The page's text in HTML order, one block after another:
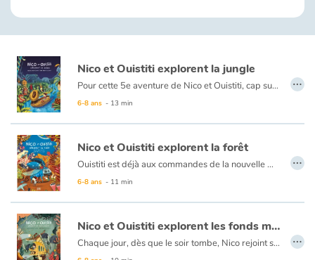
Ogres, monstres et sorcières
Héroïnes et héros
Écologie, nature, saisons
Les animaux
Voyage, épopée, enquête, aventure
Autour du monde
Apprentissage
Nico et Ouistiti explorent la jungle
Pour cette 5e aventure de Nico et Ouistiti, cap sur la jungle ! À bord de leur magnifique barque à tête de lion tout juste terminée, nos deux intrépides explorateurs partent au Pays des Masques où, selon le cousin de Ouistiti, se prépare une grande fête. Mais dès leur arrivée dans la jungle, ils sont emmenés par un groupe d’hommes masqués et présentés au Grand Sorcier qui leur confie une mission, croyant avoir affaire à deux sorciers plus grands que lui : retrouver le Masque qui apporte la Pluie, tout juste volé par une terrible sorcière. Ni une ni deux, Nico et Ouistiti répondent présent même s’ils ont un peu la trouille…mais la grande fête aura bien lieu si toutefois ils rapportent le précieux sésame !
6-8 ans - 13 min
…
Nico et Ouistiti explorent la forêt
Ouistiti est déjà aux commandes de la nouvelle machine, prête à décoller, quand Nico arrive dans le hangar secret. Attention aux turbulences ! Direction la forêt, qui cache bien des surprises : des « Comme Moi » pour Ouistiti et une ribambelle de nouveaux amis qui ont l’air tous très pressés… de disparaître sous terre. Où vont-ils ? Entre rencontres insolites et galeries souterraines, voilà un nouveau mystère à explorer pour Nico et Ouistiti.
6-8 ans - 11 min
…
Nico et Ouistiti explorent les fonds marins
Chaque jour, dès que le soir tombe, Nico rejoint son endroit secret : Le Hangar à Machines. Là, il retrouve Ouistiti, son ami de toujours. Ce soir, nos deux amis peaufinent les derniers réglages de leur nouvel engin : un sous-marin pour aller explorer les fonds marins.
…